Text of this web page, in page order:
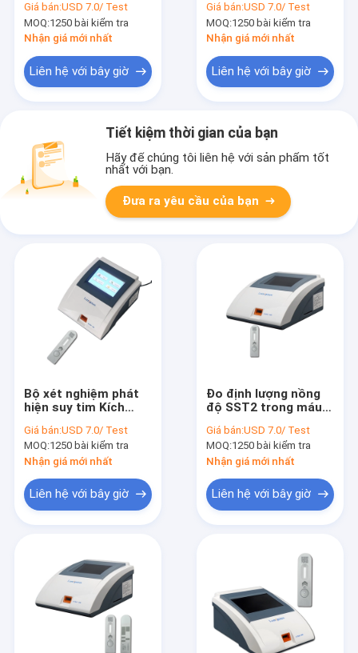
Phương pháp hóa học
khô
Giá bán:USD 7.0/ Test
MOQ:1250 bài kiểm tra
Nhận giá mới nhất
Liên hệ với bây giờ
Homocysteine ​​
Phương pháp hóa học
khô
Giá bán:USD 7.0/ Test
MOQ:1250 bài kiểm tra
Nhận giá mới nhất
Liên hệ với bây giờ
Tiết kiệm thời gian của bạn
Hãy để chúng tôi liên hệ với sản phẩm tốt
nhất với bạn.
Đưa ra yêu cầu của bạn
Bộ xét nghiệm phát
hiện suy tim Kích
hòa tan thể hiện gen
2
Giá bán:USD 7.0/ Test
MOQ:1250 bài kiểm tra
Nhận giá mới nhất
Liên hệ với bây giờ
Đo định lượng nồng
độ SST2 trong máu
miễn dịch huỳnh
quang Phát hiện HF
Giá bán:USD 7.0/ Test
MOQ:1250 bài kiểm tra
Nhận giá mới nhất
Liên hệ với bây giờ